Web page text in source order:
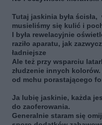
Tutaj jaskinia była
musieliśmy się kulić i
I była rewelacyjnie
raziło aparatu, jak
ładniejsze
Ale też przy wsparciu
złudzenie innych
od mchu porastającego
Ja lubię jaskinie, każda
do zaoferowania.
Generalnie staram się